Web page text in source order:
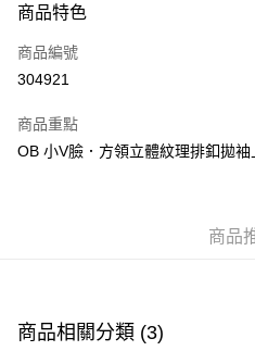
信用卡
Apple Pay
PayMe
付款後順豐站及營業點
商品特色
商品編號
304921
商品重點
OB 小V臉．方領立體紋理排釦拋袖
商品
商品相關分類 (3)